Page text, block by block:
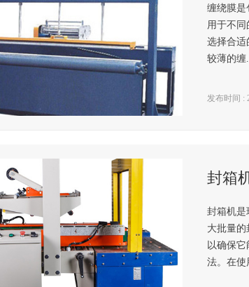
缠绕膜是
用于不
选择合适
较薄的缠
发布时间 :
封箱
封箱机是
大批量的
以确保
法。在使